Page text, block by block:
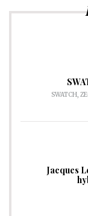
SWATCH
Jacques